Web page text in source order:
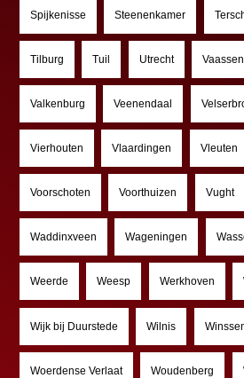
Spijkenisse Steenenkamer
Tilburg Tuil Utrecht Vaassen
Valkenburg Veenendaal
Vierhouten Vlaardingen Vleuten
Voorschoten Voorthuizen Vught
Waddinxveen Wageningen
Weerde Weesp Werkhoven
Wijk bij Duurstede Wilnis
Woerdense Verlaat Woudenberg